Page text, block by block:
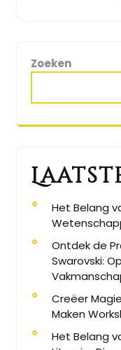
Zoeken
Het Belang
Ontdek de
Swarovski:
Creëer
Maken
Het Belang